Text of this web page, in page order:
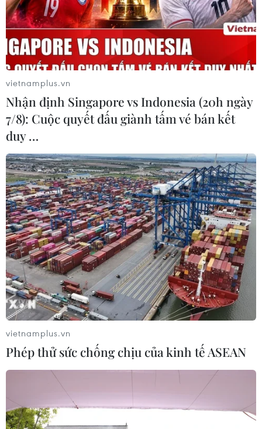
vietnamplus.vn
Nhận định Singapore vs Indonesia (20h ngày
7/8): Cuộc quyết đấu giành tấm vé bán kết
duy …
vietnamplus.vn
Phép thử sức chống chịu của kinh tế ASEAN